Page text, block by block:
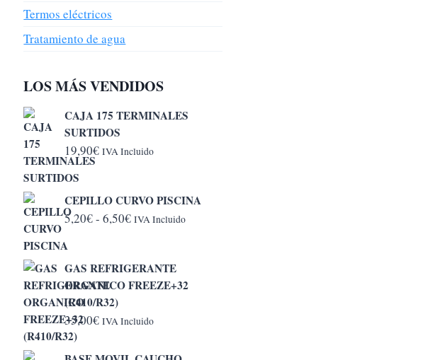
Termos eléctricos
Tratamiento de agua
LOS MÁS VENDIDOS
CAJA 175 TERMINALES
SURTIDOS
19,90€ IVA Incluido
CEPILLO CURVO PISCINA
5,20€- 6,50€Rango
desde
5,20€
IVA Incluido
GAS REFRIGERANTE
ORGANICO FREEZE+32
(R410/R32)
35,00€ IVA Incluido